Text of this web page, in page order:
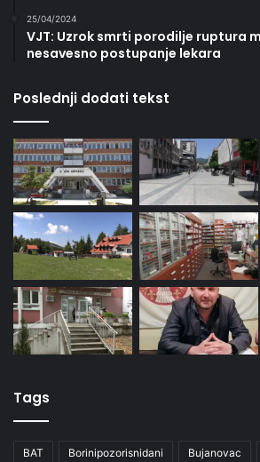
25/04/2024
VJT: Uzrok smrti porodilje ruptura
nesavesno postupanje lekara
Poslednji dodati tekst
Tags
BAT Borinipozorisnidani Bujanovac